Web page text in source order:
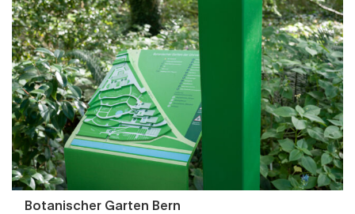
Botanischer Garten Bern